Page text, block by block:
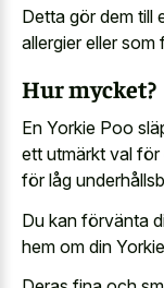
Detta gör dem till
allergier eller som
Hur mycket?
En Yorkie Poo
ett utmärkt val för
för låg
Du kan förvänta
hem om din